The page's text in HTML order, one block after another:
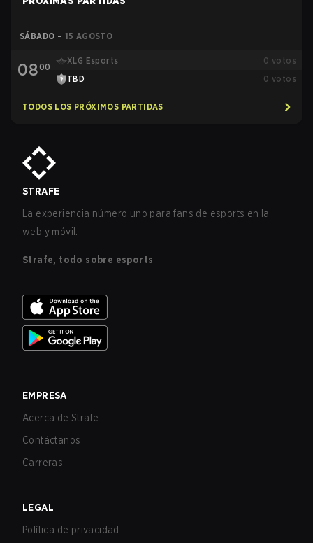
SÁBADO – 15 AGOSTO
0800
XLG Esports 0 votos
TBD
0 votos
TODOS LOS PRÓXIMOS PARTIDAS
STRAFE
La experiencia número uno para fans de esports en la
web y móvil.
Strafe, todo sobre esports
EMPRESA
Acerca de Strafe
Contáctanos
Carreras
LEGAL
Política de privacidad